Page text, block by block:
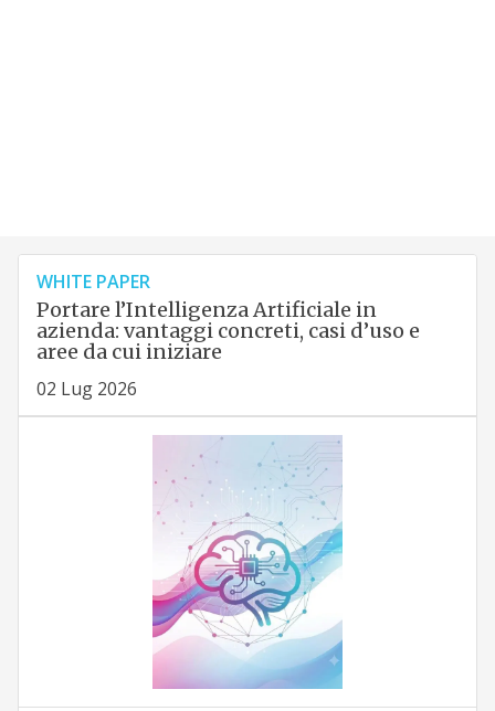
WHITE PAPER
Portare l’Intelligenza Artificiale in
azienda: vantaggi concreti, casi d’uso e
aree da cui iniziare
02 Lug 2026